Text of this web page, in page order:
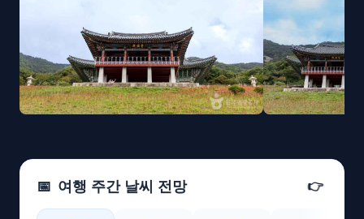
📅 여행 주간 날씨 전망 👉